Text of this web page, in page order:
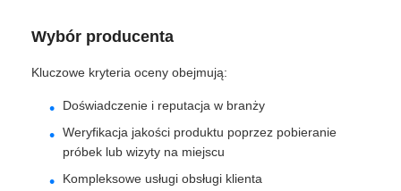
Wybór producenta
Kluczowe kryteria oceny obejmują:
Doświadczenie i reputacja w branży
Weryfikacja jakości produktu poprzez pobieranie
próbek lub wizyty na miejscu
Kompleksowe usługi obsługi klienta